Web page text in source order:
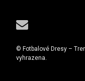
E-mail
© Fotbalové Dresy –
vyhrazena.